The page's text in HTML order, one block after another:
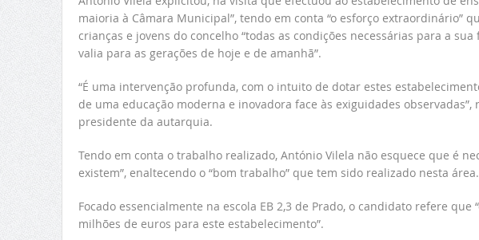
maioria à Câmara Municipal”, tendo em conta “o esforço extraordinário”
crianças e jovens do concelho “todas as condições necessárias para a
valia para as gerações de hoje e de amanhã”.
“É uma intervenção profunda, com o intuito de dotar estes
de uma educação moderna e inovadora face às exiguidades
presidente da autarquia.
Tendo em conta o trabalho realizado, António Vilela não esquece que é
existem”, enaltecendo o “bom trabalho” que tem sido realizado nesta área.
Focado essencialmente na escola EB 2,3 de Prado, o candidato refere
milhões de euros para este estabelecimento”.